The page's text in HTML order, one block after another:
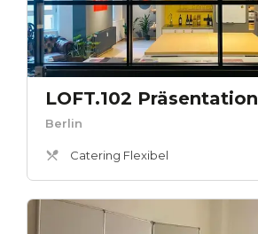
LOFT.102 Präsentation
Berlin
Catering Flexibel